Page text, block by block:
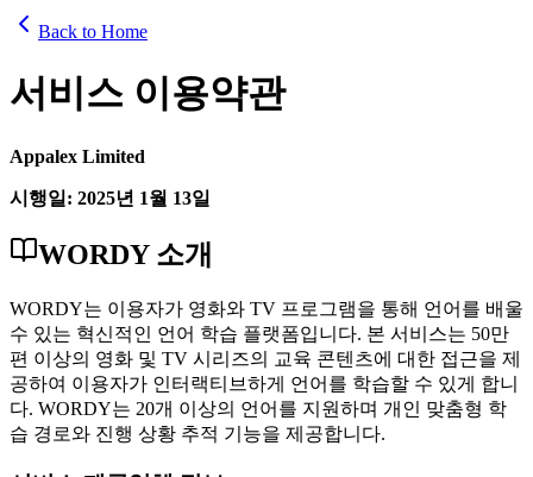
Back to Home
서비스 이용약관
Appalex Limited
시행일: 2025년 1월 13일
WORDY 소개
WORDY는 이용자가 영화와 TV 프로그램을 통해 언어를 배울
수 있는 혁신적인 언어 학습 플랫폼입니다. 본 서비스는 50만
편 이상의 영화 및 TV 시리즈의 교육 콘텐츠에 대한 접근을 제
공하여 이용자가 인터랙티브하게 언어를 학습할 수 있게 합니
다. WORDY는 20개 이상의 언어를 지원하며 개인 맞춤형 학
습 경로와 진행 상황 추적 기능을 제공합니다.